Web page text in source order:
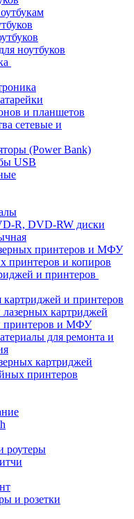
ноутбуков
и планшетов
сетевые и
(Power Bank)
USB
R, DVD-RW диски
принтеров и МФУ
принтеров и копиров
и принтеров
картриджей и принтеров
картриджей
принтеров и МФУ
для ремонта и
картриджей
принтеров
роутеры
и розетки